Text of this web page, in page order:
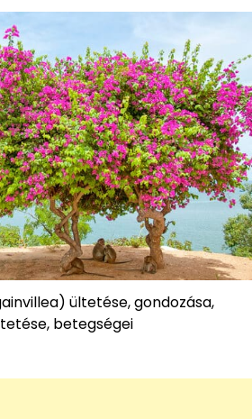
ültetése, gondozása,
betegségei